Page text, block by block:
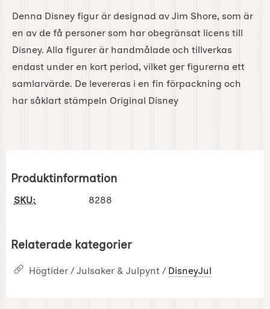
Denna Disney figur är designad av Jim Shore, som är
en av de få personer som har obegränsat licens till
Disney. Alla figurer är handmålade och tillverkas
endast under en kort period, vilket ger figurerna ett
samlarvärde. De levereras i en fin förpackning och
har såklart stämpeln Original Disney
Produktinformation
SKU: 8288
Relaterade kategorier
Högtider / Julsaker & Julpynt / DisneyJul